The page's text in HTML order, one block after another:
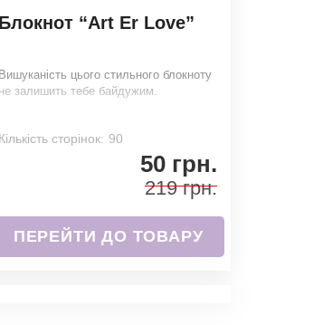
Блокнот “Art Er Love”
Вишуканість цього стильного блокноту
не залишить тебе байдужим.
Кількість сторінок: 90
50 грн.
219 грн.
ПЕРЕЙТИ ДО ТОВАРУ